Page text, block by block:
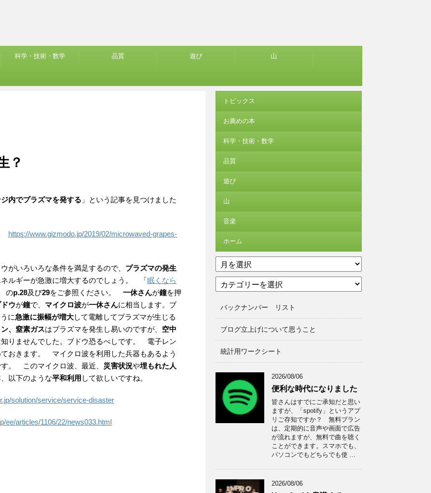
科学・技術・数学 品質 遊び 山
？
内でプラズマを発する 」という記事を見つけました
https://www.gizmodo.jp/2019/02/microwaved-grapes-
がいろいろな条件を満足するので、 プラズマの発生
ルギーが急激に増大するのでしょう。 「眠くなら
のp.28及び29をご参照ください。 一休さんが鐘を押
ウが鐘で、 マイクロ波が一休さんに相当します。ブ
に急激に振幅が増大して電離してプラズマが生じる
、窒素ガスはプラズマを発生し易いのですが、 空中
知りませんでした。ブドウ恐るべしです。 電子レン
おきます。 マイクロ波を利用した兵器もあるよう
。 このマイクロ波、最近、 災害状況や埋もれた人
以下のような平和利用 して欲しいですね。
solution/service/service-disaster
ee/articles/1106/22/news033.html
トピックス
お薦めの本
科学・技術・数学
品質
遊び
山
音楽
ホーム
ア
ー
イ
テ
リバックナンバー リスト
ブログ立上げについて思うこと
統計用ワークシート
2026/08/06
便利な時代になりました
皆さんはすでにご承知だと思い
ますが、「spotify」というアプ
リご存知ですか？ 無料プラン
は、定期的に音声や画面で広告
が流れますが、無料で曲を聴く
ことができます。スマホでも、
パソコンでもどちらでも使 ...
2026/08/06